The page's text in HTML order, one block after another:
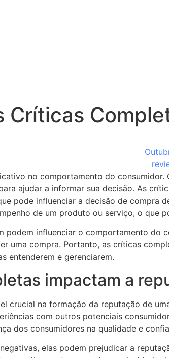
Críticas
no comportamento do
ajudar a informar sua decisão. As
pode influenciar a decisão de compra
de um produto ou serviço, o que
podem influenciar o comportamento
uma compra. Portanto, as críticas
entenderem e gerenciarem.
impactam a
crucial na formação da reputação de
com outros potenciais
dos consumidores na qualidade e
elas podem prejudicar a